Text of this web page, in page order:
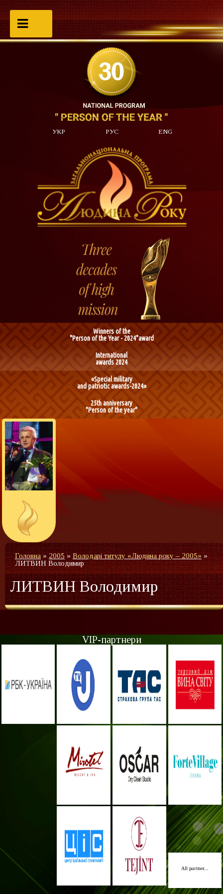
УКР РУС ENG
Winners of the
"Person of the Year - 2024"award
International
awards 2024
«Special military
and patriotic awards-2024»
25th anniversary
"Person of the year"
Головна »2005»Володарі титулу «Людина року – 2005» »
ЛИТВИН Володимир
ЛИТВИН Володимир
VIP-партнери
All partner...